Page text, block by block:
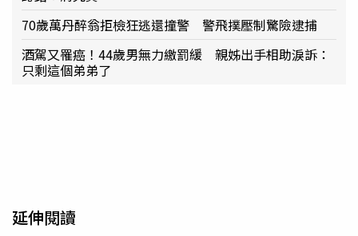
70歲萬丹醉翁拒檢狂逃還撞警 警飛撲壓制驚險逮捕
酒駕又罹癌！44歲男無力繳罰緩 親姊出手相助淚訴：
只剩這個弟弟了
延伸閱讀